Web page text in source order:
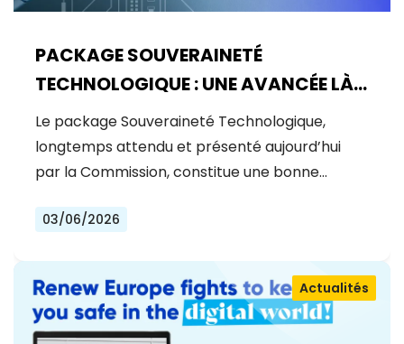
PACKAGE SOUVERAINETÉ
TECHNOLOGIQUE : UNE AVANCÉE LÀ
OÙ UN BOND ÉTAIT NÉCESSAIRE
Le package Souveraineté Technologique,
longtemps attendu et présenté aujourd’hui
par la Commission, constitue une bonne…
03/06/2026
Actualités